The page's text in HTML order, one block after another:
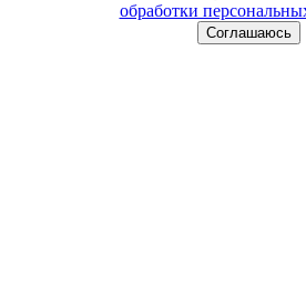
обработки
Соглашаюсь